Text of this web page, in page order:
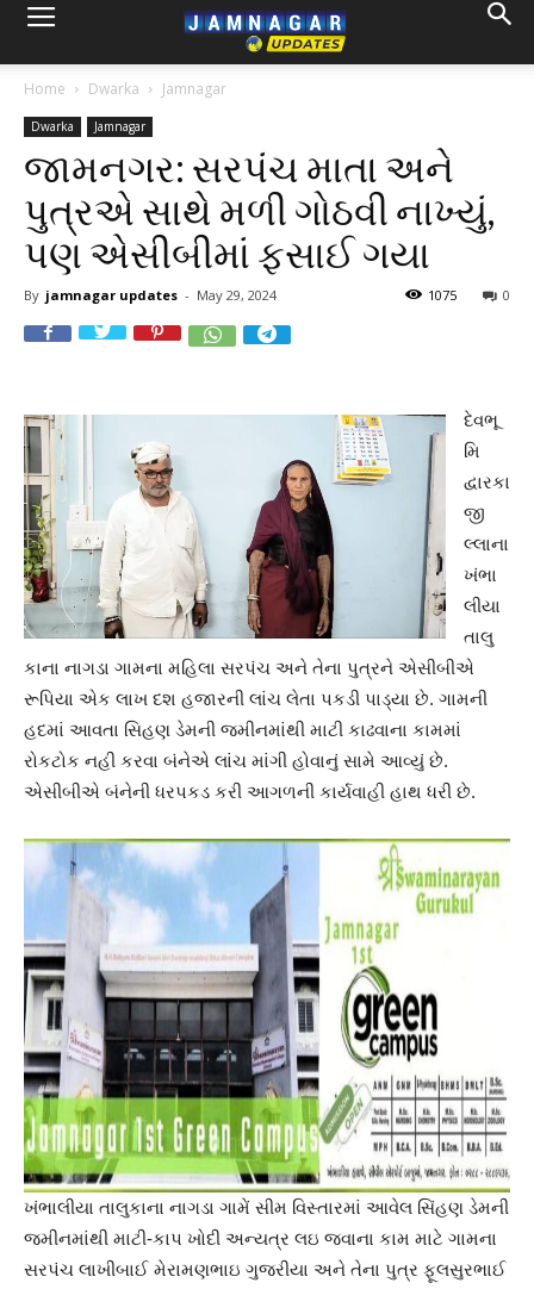
Home Dwarka Jamnagar
Dwarka Jamnagar
જામનગર: સરપંચ માતા અને
પુત્રએ સાથે મળી ગોઠવી નાખ્યું,
પણ એસીબીમાં ફસાઈ ગયા
By jamnagar updates - May 29, 2024 0
1075
દેવભૂ
મિ
દ્વારકા
જી
લ્લાના
ખંભા
લીયા
તાલુ
કાના નાગડા ગામના મહિલા સરપંચ અને તેના પુત્રને એસીબીએ
રૂપિયા એક લાખ દશ હજારની લાંચ લેતા પકડી પાડ્યા છે. ગામની
હદમાં આવતા સિહણ ડેમની જમીનમાંથી માટી કાઢવાના કામમાં
રોકટોક નહી કરવા બંનેએ લાંચ માંગી હોવાનું સામે આવ્યું છે.
એસીબીએ બંનેની ધરપકડ કરી આગળની કાર્યવાહી હાથ ધરી છે.
ખંભાલીયા તાલુકાના નાગડા ગામેં સીમ વિસ્તારમાં આવેલ સિંહણ ડેમની
જમીનમાંથી માટી-કાપ ખોદી અન્યત્ર લઇ જવાના કામ માટે ગામના
સરપંચ લાખીબાઈ મેરામણભાઇ ગુજરીયા અને તેના પુત્ર ફૂલસુરભાઈ